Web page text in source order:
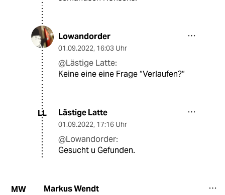
Lowandorder
01.09.2022, 16:03 Uhr
@Lästige Latte:
Keine eine eine Frage “Verlaufen?“
LL Lästige Latte
01.09.2022, 17:16 Uhr
@Lowandorder:
Gesucht u Gefunden.
MW Markus Wendt